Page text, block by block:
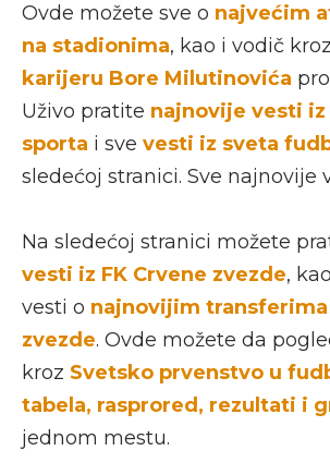
Ovde možete sve o najvećim
na stadionima, kao i vodič kroz
karijeru Bore Milutinovića
Uživo pratite najnovije vesti iz
sporta i sve vesti iz sveta
sledećoj stranici. Sve najnovije
Na sledećoj stranici možete
vesti iz FK Crvene zvezde,
vesti o najnovijim transferima
zvezde. Ovde možete da
kroz Svetsko prvenstvo u
tabela, rasprored, rezultati i
jednom mestu.